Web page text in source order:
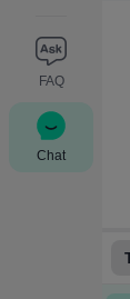
FAQ
Chat